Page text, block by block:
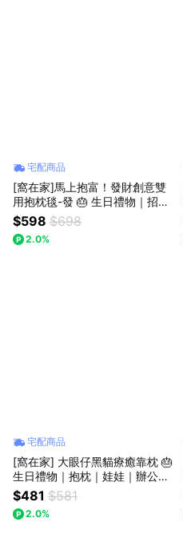
宅配商品
[窩在家]馬上抱富！發財創意雙
用抱枕毯-發 🎂 生日禮物｜招財
｜抱枕｜娃娃｜開運納福｜午睡
毯｜毯子｜療癒｜升遷升職｜喬
遷｜開業開店｜實用｜同事｜上
$598 $698
2.0%
宅配商品
[窩在家] 大眼仔黑貓療癒靠枕 🎂
生日禮物｜抱枕｜娃娃｜辦公室
｜貓咪｜實用｜同事｜上班族｜
貓奴｜獅子座｜七夕禮物
$481 $581
2.0%